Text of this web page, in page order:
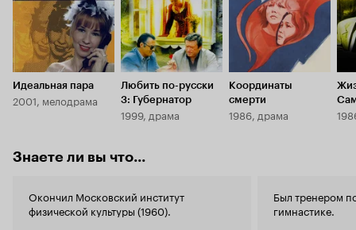
Идеальная пара
2001, мелодрама
Любить по-русски
3: Губернатор
1999, драма
Координаты
смерти
1986, драма
Знаете ли вы что...
Окончил Московский институт
физической культуры (1960).
Был тренером
гимнастике.